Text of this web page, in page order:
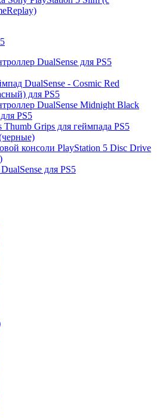
DualSense для PS5
DualSense - Cosmic Red
для PS5
DualSense Midnight Black
PS5
Grips для геймпада PS5
консоли PlayStation 5 Disc Drive
для PS5